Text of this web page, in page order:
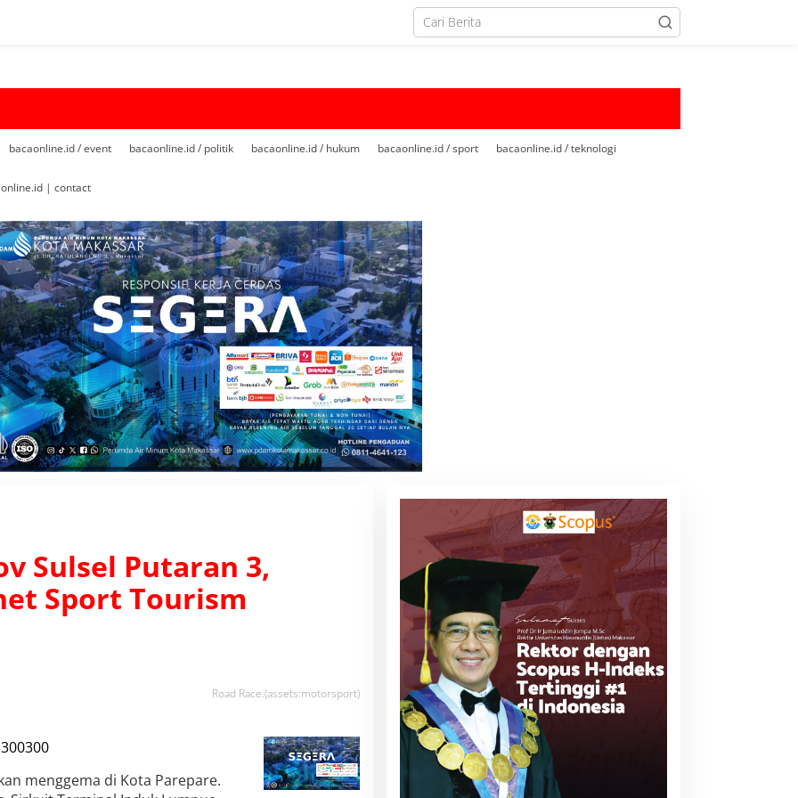
bacaonline.id / event bacaonline.id / politik bacaonline.id / hukum bacaonline.id / sport bacaonline.id / teknologi
| contact
Sulsel Putaran 3,
Sport Tourism
Road Race.(assets:motorsport)
menggema di Kota Parepare.